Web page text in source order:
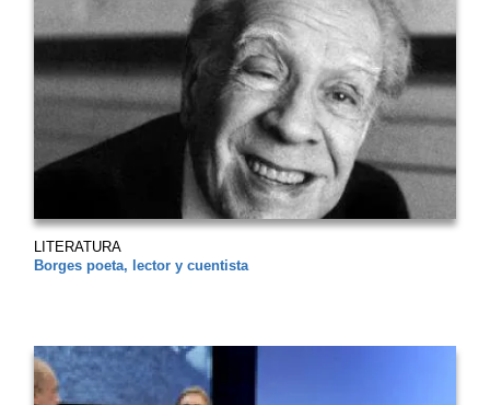
LITERATURA
Borges poeta, lector y cuentista